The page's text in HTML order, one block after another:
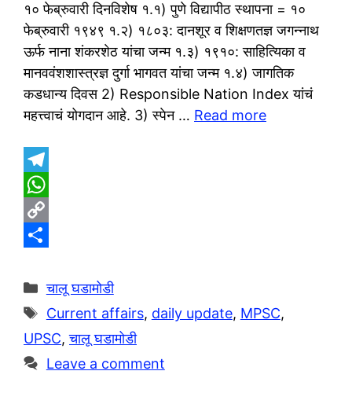
१० फेब्रुवारी दिनविशेष १.१) पुणे विद्यापीठ स्थापना = १०
फेब्रुवारी १९४९ १.२) १८०३: दानशूर व शिक्षणतज्ञ जगन्नाथ
ऊर्फ नाना शंकरशेठ यांचा जन्म १.३) १९१०: साहित्यिका व
मानववंशशास्त्रज्ञ दुर्गा भागवत यांचा जन्म १.४) जागतिक
कडधान्य दिवस 2) Responsible Nation Index यांचं
महत्त्वाचं योगदान आहे. 3) स्पेन … Read more
T
e
g
r
a
m
W
h
t
s
A
p
C
p
y
L
i
h
a
r
e
Categories
चालू घडामोडी
Tags
Current affairs, daily update, MPSC,
UPSC,चालू घडामोडी
Leave a comment